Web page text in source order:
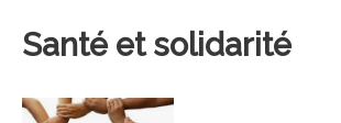
Santé et solidarité